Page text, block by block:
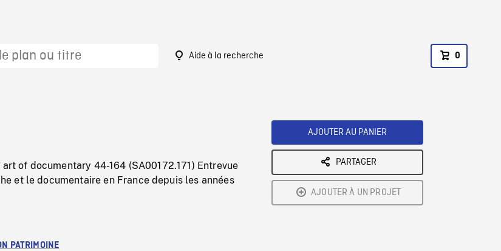
Aide à la recherche 0
of documentary 44-164 (SA00172.171) Entrevue
et le documentaire en France depuis les années
PATRIMOINE
AJOUTER AU PANIER
PARTAGER
AJOUTER À UN PROJET